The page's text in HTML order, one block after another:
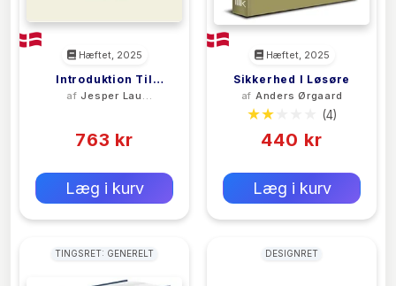
Hæftet, 2025
Introduktion Til
Selskabsretten Og
afJesper Lau
763 kr
Læg i kurv
Hæftet, 2025
Sikkerhed I Løsøre
af Anders Ørgaard
(4)
440 kr
Læg i kurv
TINGSRET: GENERELT DESIGNRET